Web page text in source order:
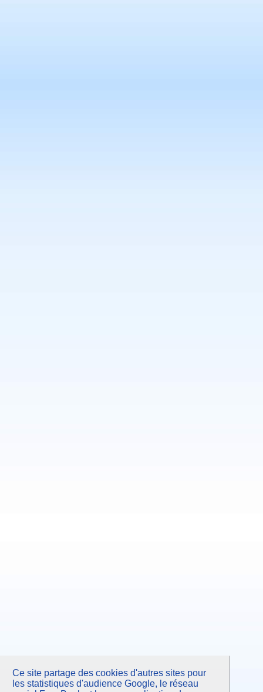
Ce site partage des cookies d'autres sites pour
les statistiques d'audience Google, le réseau